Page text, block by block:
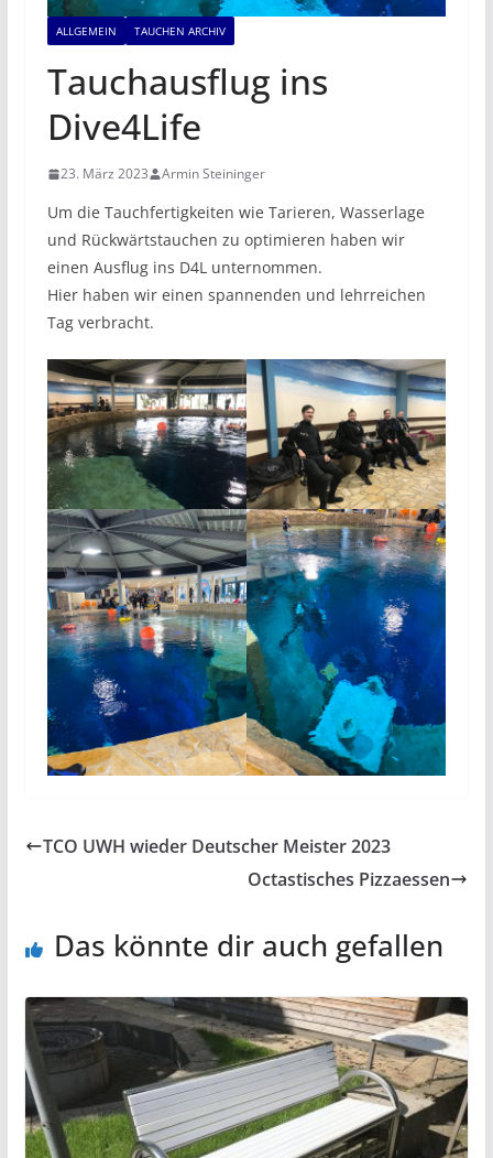
ALLGEMEIN TAUCHEN ARCHIV
Tauchausflug ins
Dive4Life
23. März 2023 Armin Steininger
Um die Tauchfertigkeiten wie Tarieren, Wasserlage
und Rückwärtstauchen zu optimieren haben wir
einen Ausflug ins D4L unternommen.
Hier haben wir einen spannenden und lehrreichen
Tag verbracht.
TCO UWH wieder Deutscher Meister 2023
Octastisches Pizzaessen
Das könnte dir auch gefallen